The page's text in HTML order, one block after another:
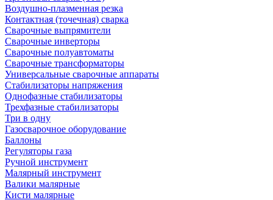
Воздушно-плазменная резка
Контактная (точечная) сварка
Сварочные выпрямители
Сварочные инверторы
Сварочные полуавтоматы
Сварочные трансформаторы
Универсальные сварочные аппараты
Стабилизаторы напряжения
Однофазные стабилизаторы
Трехфазные стабилизаторы
Три в одну
Газосварочное оборудование
Баллоны
Регуляторы газа
Ручной инструмент
Малярный инструмент
Валики малярные
Кисти малярные